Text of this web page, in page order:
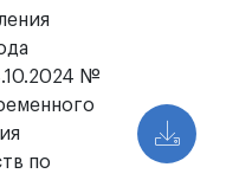
№
по